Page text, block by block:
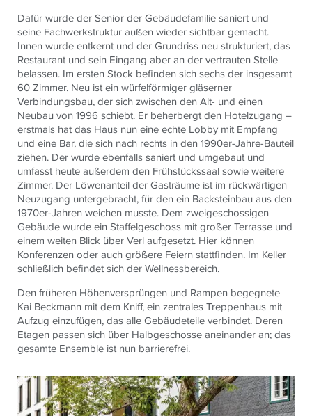
Dafür wurde der Senior der Gebäudefamilie saniert und
seine Fachwerkstruktur außen wieder sichtbar gemacht.
Innen wurde entkernt und der Grundriss neu strukturiert, das
Restaurant und sein Eingang aber an der vertrauten Stelle
belassen. Im ersten Stock befinden sich sechs der insgesamt
60 Zimmer. Neu ist ein würfelförmiger gläserner
Verbindungsbau, der sich zwischen den Alt- und einen
Neubau von 1996 schiebt. Er beherbergt den Hotelzugang –
erstmals hat das Haus nun eine echte Lobby mit Empfang
und eine Bar, die sich nach rechts in den 1990er-Jahre-Bauteil
ziehen. Der wurde ebenfalls saniert und umgebaut und
umfasst heute außerdem den Frühstückssaal sowie weitere
Zimmer. Der Löwenanteil der Gasträume ist im rückwärtigen
Neuzugang untergebracht, für den ein Backsteinbau aus den
1970er-Jahren weichen musste. Dem zweigeschossigen
Gebäude wurde ein Staffelgeschoss mit großer Terrasse und
einem weiten Blick über Verl aufgesetzt. Hier können
Konferenzen oder auch größere Feiern stattfinden. Im Keller
schließlich befindet sich der Wellnessbereich.
Den früheren Höhenversprüngen und Rampen begegnete
Kai Beckmann mit dem Kniff, ein zentrales Treppenhaus mit
Aufzug einzufügen, das alle Gebäudeteile verbindet. Deren
Etagen passen sich über Halbgeschosse aneinander an; das
gesamte Ensemble ist nun barrierefrei.